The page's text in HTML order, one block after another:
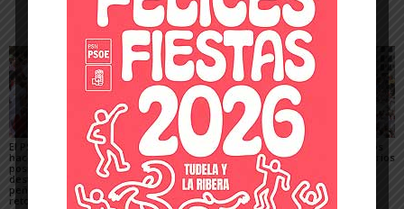
Artículos relacionados Más del autor
El PSN-PSOE de Tudela
hace un balance
positivo de las fiestas,
destaca el papel de las
peñas y plantea los
retos para mejorarlas
Toquero destaca la
convivencia y la caída
de los delitos en el
balance de las Fiestas
de Santa Ana 2026
Gigantes y Cabezudos
en Tudela 2026: horarios
y recorridos en las
Fiestas de Santa Ana